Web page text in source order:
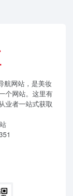
航网站，是美妆
个网站。这里有
业者一站式获取